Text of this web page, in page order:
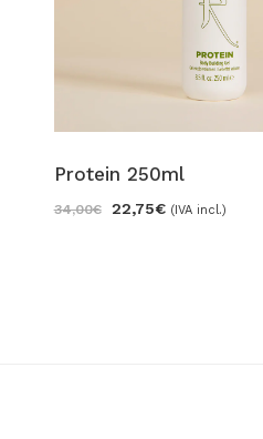
Protein 250ml
34,00€ 22,75€ (IVA incl.)